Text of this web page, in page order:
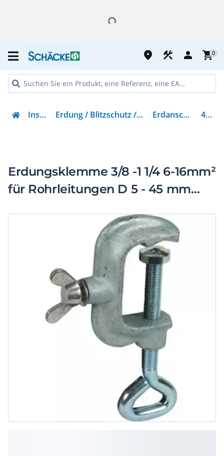
place construction person shopping_cart0
Installation Erdung / Blitzschutz / Überspannungsschutz Erdanschlussklemme 435805
Erdungsklemme 3/8 -1 1/4 6-16mm²
für Rohrleitungen D 5 - 45 mm